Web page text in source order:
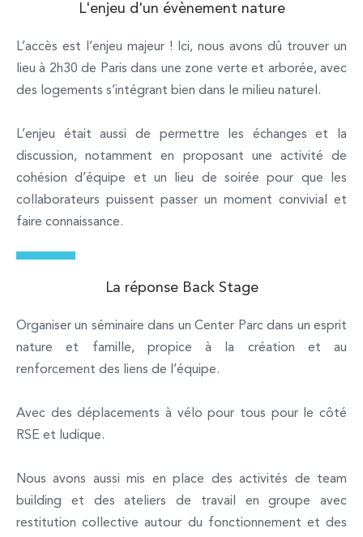
L'enjeu d'un évènement nature
L’accès est l’enjeu majeur ! Ici, nous avons dû trouver un
lieu à 2h30 de Paris dans une zone verte et arborée, avec
des logements s’intégrant bien dans le milieu naturel.
L’enjeu était aussi de permettre les échanges et la
discussion, notamment en proposant une activité de
cohésion d’équipe et un lieu de soirée pour que les
collaborateurs puissent passer un moment convivial et
faire connaissance.
La réponse Back Stage
Organiser un séminaire dans un Center Parc dans un esprit
nature et famille, propice à la création et au
renforcement des liens de l’équipe.
Avec des déplacements à vélo pour tous pour le côté
RSE et ludique.
Nous avons aussi mis en place des activités de team
building et des ateliers de travail en groupe avec
restitution collective autour du fonctionnement et des